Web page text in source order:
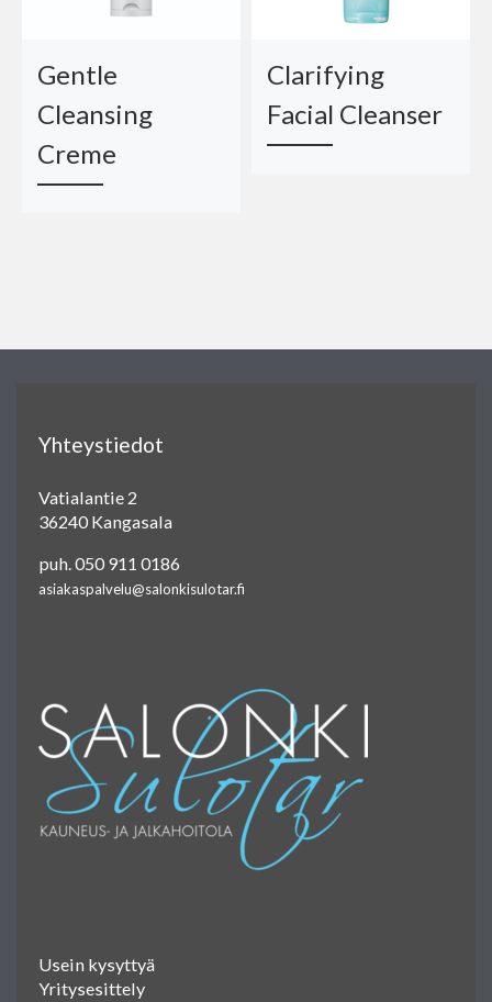
Gentle
Cleansing
Creme
Clarifying
Facial Cleanser
Yhteystiedot
Vatialantie 2
36240 Kangasala
puh. 050 911 0186
asiakaspalvelu@salonkisulotar.fi
Usein kysyttyä
Yritysesittely